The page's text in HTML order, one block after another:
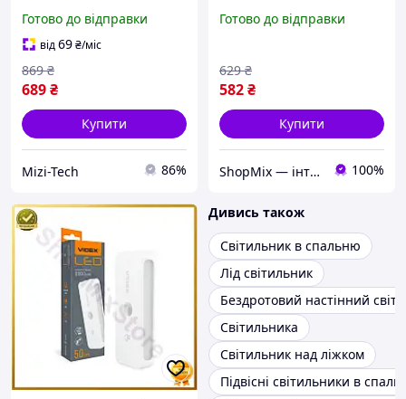
акумуляторний
світильник-лампа Type-C
1500 мАг для дитячої,
спальні
Готово до відправки
від69₴/міс
689₴
869 ₴
Купити
Mizi-Tech 86%
нічник для коридору
Готово до відправки
582₴
629 ₴
Купити
ShopMix — інтернет-магазин сумок та аксесуарів 100%
Дивись також
Світильник в спальню
Лід світильник
Бездротовий настінний
Світильника
Світильник над ліжком
Підвісні світильники в